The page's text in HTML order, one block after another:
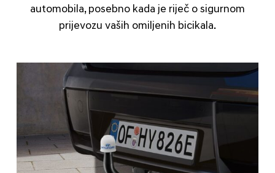
automobila, posebno kada je riječ o sigurnom
prijevozu vaših omiljenih bicikala.